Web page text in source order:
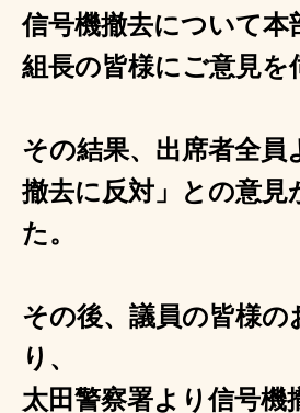
信号機撤去について本
組長の皆様にご意見を
その結果、出席者全員
撤去に反対」との意見
た。
その後、議員の皆様の
り、
太田警察署より信号機